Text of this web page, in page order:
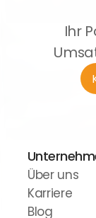
Ihr
Über uns
Karriere
Blog